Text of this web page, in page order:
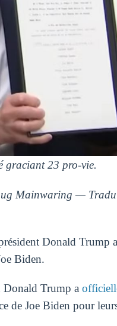
graciant 23 pro-vie.
Mainwaring —
Donald Trump
Biden.
Donald Trump a
de Joe Biden pour